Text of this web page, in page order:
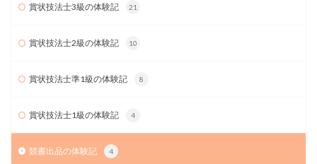
賞状技法士3級の体験記 21
賞状技法士2級の体験記 10
賞状技法士準1級の体験記 8
賞状技法士1級の体験記 4
競書出品の体験記 4